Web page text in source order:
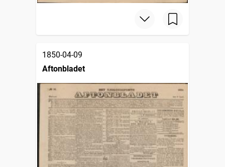
1850-04-09
Aftonbladet